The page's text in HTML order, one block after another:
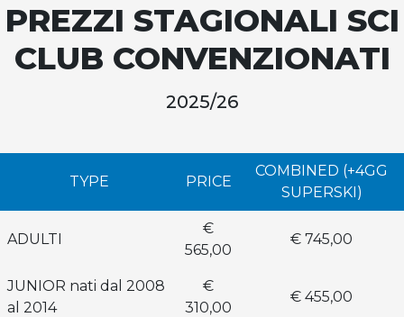
PREZZI STAGIONALI SCI
CLUB CONVENZIONATI
2025/26
TYPE PRICE
COMBINED (+4GG
SUPERSKI)
ADULTI
€
565,00
€ 745,00
JUNIOR nati dal 2008
al 2014
€
310,00
€ 455,00